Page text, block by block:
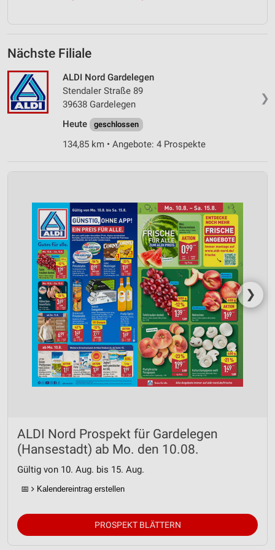
Nächste Filiale
❯
ALDI Nord Gardelegen
Stendaler Straße 89
39638 Gardelegen
Heute
geschlossen
134,85 km • Angebote: 4 Prospekte
❯
ALDI Nord Prospekt für Gardelegen
(Hansestadt) ab Mo. den 10.08.
Gültig von 10. Aug. bis 15. Aug.
📅 Kalendereintrag erstellen
PROSPEKT BLÄTTERN